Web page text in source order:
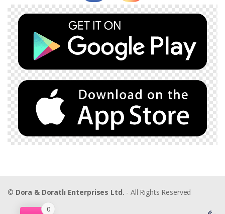
© Dora & Doratlı Enterprises Ltd. - All Rights Reserved
0